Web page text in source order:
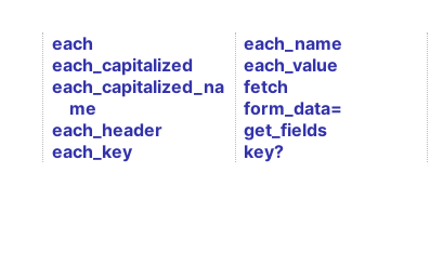
each
each_capitalized
each_capitalized_na
me
each_header
each_key
each_name
each_value
fetch
form_data=
get_fields
key?